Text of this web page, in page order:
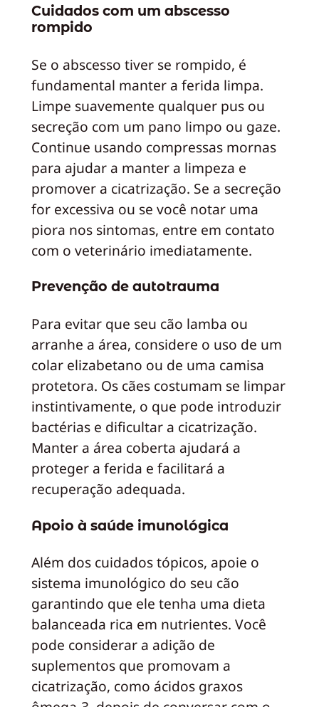
Cuidados com um abscesso
rompido
Se o abscesso tiver se rompido, é
fundamental manter a ferida limpa.
Limpe suavemente qualquer pus ou
secreção com um pano limpo ou gaze.
Continue usando compressas mornas
para ajudar a manter a limpeza e
promover a cicatrização. Se a secreção
for excessiva ou se você notar uma
piora nos sintomas, entre em contato
com o veterinário imediatamente.
Prevenção de autotrauma
Para evitar que seu cão lamba ou
arranhe a área, considere o uso de um
colar elizabetano ou de uma camisa
protetora. Os cães costumam se limpar
instintivamente, o que pode introduzir
bactérias e dificultar a cicatrização.
Manter a área coberta ajudará a
proteger a ferida e facilitará a
recuperação adequada.
Apoio à saúde imunológica
Além dos cuidados tópicos, apoie o
sistema imunológico do seu cão
garantindo que ele tenha uma dieta
balanceada rica em nutrientes. Você
pode considerar a adição de
suplementos que promovam a
cicatrização, como ácidos graxos